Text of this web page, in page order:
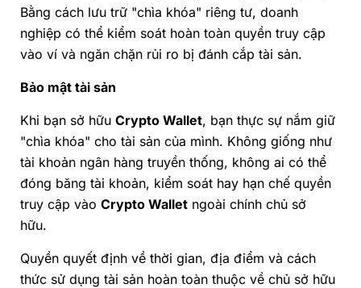
Bằng cách lưu trữ "chìa khóa" riêng tư, doanh
nghiệp có thể kiểm soát hoàn toàn quyền truy cập
vào ví và ngăn chặn rủi ro bị đánh cắp tài sản.
Bảo mật tài sản
Khi bạn sở hữu Crypto Wallet, bạn thực sự nắm giữ
"chìa khóa" cho tài sản của mình. Không giống như
tài khoản ngân hàng truyền thống, không ai có thể
đóng băng tài khoản, kiểm soát hay hạn chế quyền
truy cập vào Crypto Wallet ngoài chính chủ sở
hữu.
Quyền quyết định về thời gian, địa điểm và cách
thức sử dụng tài sản hoàn toàn thuộc về chủ sở hữu